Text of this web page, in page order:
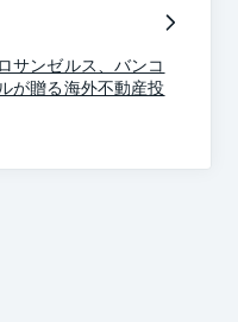
サンゼルス、バンコ
が贈る海外不動産投